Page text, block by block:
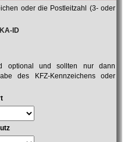
oder die Postleitzahl (3- oder
ID
optional und sollten nur dann
des KFZ-Kennzeichens oder